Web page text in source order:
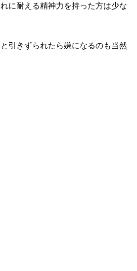
に耐える精神力を持った方は少な
引きずられたら嫌になるのも当然